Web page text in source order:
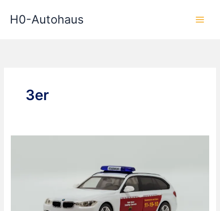
InhaltH0-Autohaus
3er